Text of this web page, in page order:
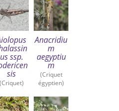
us ssp.
sis
(Criquet)
Anacridiu
m
aegyptiu
m
(Criquet
égyptien)